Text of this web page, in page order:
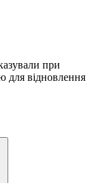
при
для відновлення